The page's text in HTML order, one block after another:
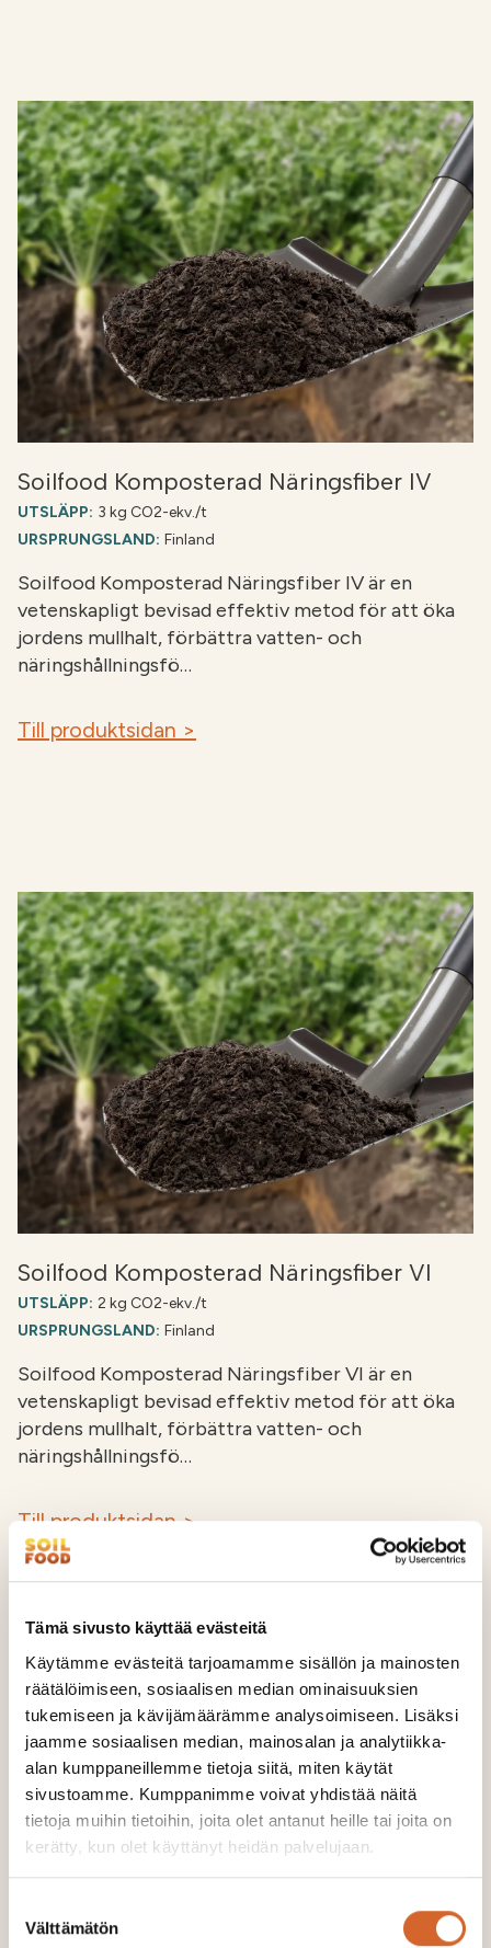
Tämä sivusto käyttää evästeitä
Käytämme evästeitä tarjoamamme sisällön ja mainosten
räätälöimiseen, sosiaalisen median ominaisuuksien
tukemiseen ja kävijämäärämme analysoimiseen. Lisäksi
jaamme sosiaalisen median, mainosalan ja analytiikka-
alan kumppaneillemme tietoja siitä, miten käytät
sivustoamme. Kumppanimme voivat yhdistää näitä
tietoja muihin tietoihin, joita olet antanut heille tai joita on
kerätty, kun olet käyttänyt heidän palvelujaan.
valinta
Välttämätön
Soilfood Komposterad Näringsfiber IV
UTSLÄPP: 3 kg CO2-ekv./t
URSPRUNGSLAND: Finland
Soilfood Komposterad Näringsfiber IV är en
vetenskapligt bevisad effektiv metod för att öka
jordens mullhalt, förbättra vatten- och
näringshållningsfö…
Till produktsidan >
Soilfood Komposterad Näringsfiber VI
UTSLÄPP: 2 kg CO2-ekv./t
URSPRUNGSLAND: Finland
Soilfood Komposterad Näringsfiber VI är en
vetenskapligt bevisad effektiv metod för att öka
jordens mullhalt, förbättra vatten- och
näringshållningsfö…
Till produktsidan >